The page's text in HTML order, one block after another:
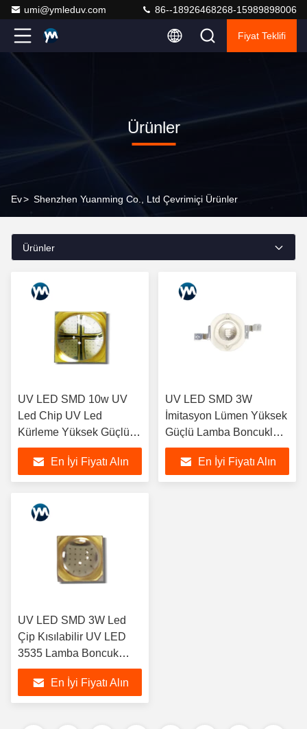
umi@ymleduv.com 86--18926468268-15989898006
Fiyat Teklifi
Ürünler
Ev> Shenzhen Yuanming Co., Ltd Çevrimiçi Ürünler
Ürünler
UV LED SMD 10w UV
Led Chip UV Led
Kürleme Yüksek Güçlü
Led 6565 SMD Led
En İyi Fiyatı Alın
UV LED SMD 3W
İmitasyon Lümen Yüksek
Güçlü Lamba Boncukları
UV Işıkla Kürleme
En İyi Fiyatı Alın
UV LED SMD 3W Led
Çip Kısılabilir UV LED
3535 Lamba Boncuk
Baskı Endüstrileri
En İyi Fiyatı Alın